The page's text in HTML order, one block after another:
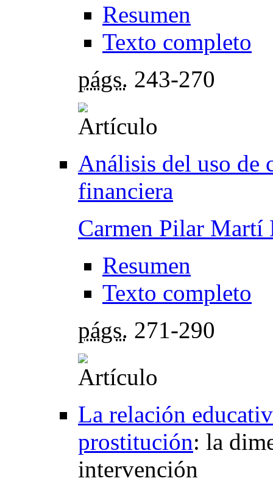
Resumen
Texto completo
págs. 243-270
Análisis del uso de
financiera
Carmen Pilar Martí
Resumen
Texto completo
págs. 271-290
La relación
prostitución: la
intervención